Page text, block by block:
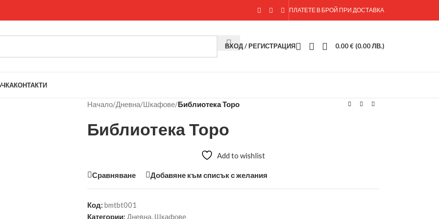
ПЛАТЕТЕ В БРОЙ ПРИ ДОСТАВКА
ВХОД / РЕГИСТРАЦИЯ 0.00€ (0.00 ЛВ.)
КОНТАКТИ
Начало/Дневна/Шкафове/Библиотека Торо
Библиотека Торо
Add to wishlist
Сравняване Добавяне към списък с желания
Код: bmtbt001
Категории: Дневна, Шкафове